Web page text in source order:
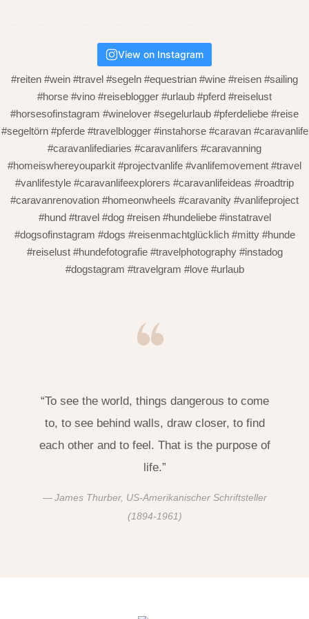
View on Instagram
#reiten #wein #travel #segeln #equestrian #wine #reisen #sailing
#horse #vino #reiseblogger #urlaub #pferd #reiselust
#horsesofinstagram #winelover #segelurlaub #pferdeliebe #reise
#segeltörn #pferde #travelblogger #instahorse #caravan #caravanlife
#caravanlifediaries #caravanlifers #caravanning
#homeiswhereyouparkit #projectvanlife #vanlifemovement #travel
#vanlifestyle #caravanlifeexplorers #caravanlifeideas #roadtrip
#caravanrenovation #homeonwheels #caravanity #vanlifeproject
#hund #travel #dog #reisen #hundeliebe #instatravel
#dogsofinstagram #dogs #reisenmachtglücklich #mitty #hunde
#reiselust #hundefotografie #travelphotography #instadog
#dogstagram #travelgram #love #urlaub
“To see the world, things dangerous to come
to, to see behind walls, draw closer, to find
each other and to feel. That is the purpose of
life.”
James Thurber, US-Amerikanischer Schriftsteller
(1894-1961)